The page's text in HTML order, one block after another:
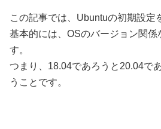
この記事では、Ubuntuの初期設定
基本的には、OSのバージョン関係
す。
つまり、18.04であろうと20.04で
うことです。